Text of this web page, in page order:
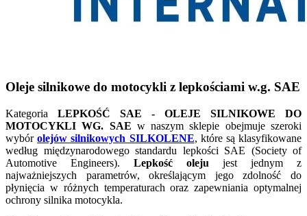
Oleje silnikowe do motocykli z lepkościami w.g. SAE
Kategoria LEPKOŚĆ SAE - OLEJE SILNIKOWE DO
MOTOCYKLI WG. SAE w naszym sklepie obejmuje szeroki
wybórolejów silnikowych SILKOLENE, które są klasyfikowane
według międzynarodowego standardu lepkości SAE (Society of
Automotive Engineers). Lepkość oleju jest jednym z
najważniejszych parametrów, określającym jego zdolność do
płynięcia w różnych temperaturach oraz zapewniania optymalnej
ochrony silnika motocykla.